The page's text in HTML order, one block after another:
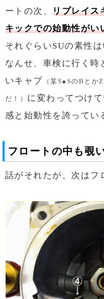
ートの次、リプレイス
キックでの始動性がい
それぐらいSUの素性は
なんせ、車検に行く時
いキャブ
（某S●SのBとか
だ！） に変わってつけ
感と始動性を誇ってい
フロートの中も覗
話がそれたが、次はフ